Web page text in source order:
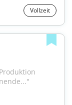
Vollzeit
Produktion